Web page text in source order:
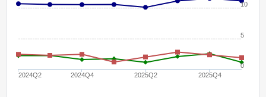
2024Q2 2024Q4 2025Q2 2025Q4
0
5
10